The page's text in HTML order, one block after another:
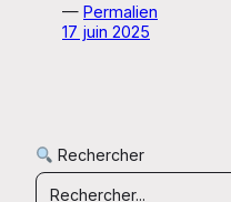
— Permalien
17 juin 2025
Rechercher